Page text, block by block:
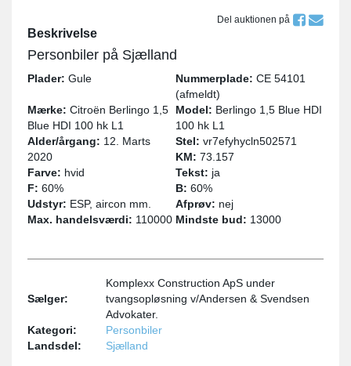
Del auktionen på
Beskrivelse
Personbiler på Sjælland
Plader: Gule Nummerplade: CE 54101
(afmeldt)
Mærke: Citroën Berlingo 1,5
Blue HDI 100 hk L1
Model: Berlingo 1,5 Blue HDI
100 hk L1
Alder/årgang: 12. Marts
2020
Stel: vr7efyhycln502571
KM: 73.157
Farve: hvid Tekst: ja
F: 60% B: 60%
Udstyr: ESP, aircon mm. Afprøv: nej
Max. handelsværdi: 110000 Mindste bud: 13000
Sælger:
Komplexx Construction ApS under
tvangsopløsning v/Andersen & Svendsen
Advokater.
Kategori:
Personbiler
Landsdel:
Sjælland